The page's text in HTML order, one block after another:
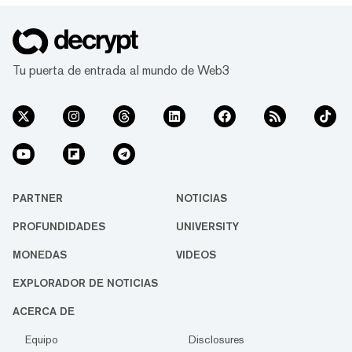
seudónimo de Dread Pirate Roberts. Los
Tu puerta de entrada al mundo de Web3
PARTNER NOTICIAS
PROFUNDIDADES UNIVERSITY
MONEDAS VIDEOS
EXPLORADOR DE NOTICIAS
ACERCA DE
Equipo Disclosures